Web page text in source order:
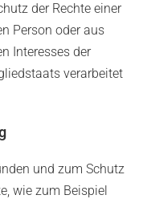
der Rechte einer
Person oder aus
Interesses der
verarbeitet
und zum Schutz
wie zum Beispiel